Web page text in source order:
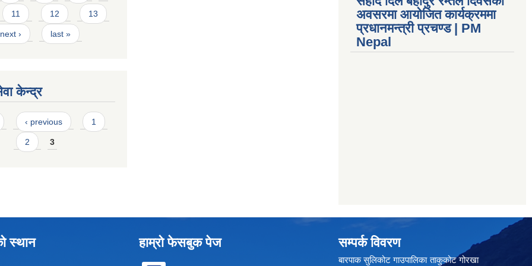
11 12 13
next › last »
केन्द्र
‹ previous 1
2 3
अवसरमा आयोजित कार्यक्रममा
प्रधानमन्त्री प्रचण्ड | PM
Nepal
स्थान हाम्रो फेसबुक पेज सम्पर्क विवरण
बारपाक सुलिकोट गाउपालिका ताकुकोट गोरखा